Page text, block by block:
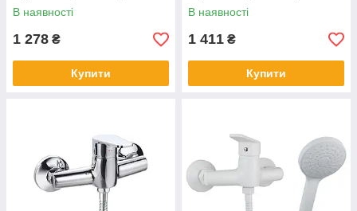
В наявності
1 278 ₴
Купити
В наявності
1 411 ₴
Купити